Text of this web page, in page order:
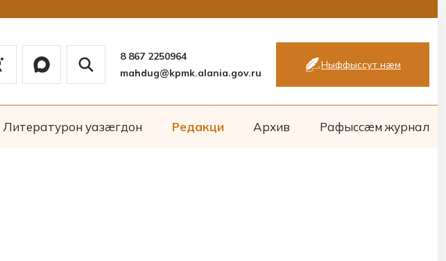
8 867 2250964
mahdug@kpmk.alania.gov.ru
Ныффыссут нæм
Литературон уазæгдон Редакци Архив Рафыссæм журнал